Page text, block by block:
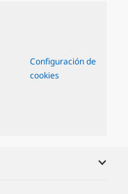
Configuración de
cookies